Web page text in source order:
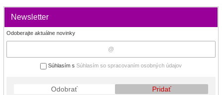
Newsletter
Odoberajte aktuálne novinky
Súhlasím s Súhlasím so spracovaním osobných údajov
Odobrať Pridať